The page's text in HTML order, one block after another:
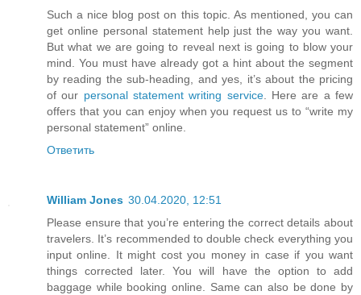
Such a nice blog post on this topic. As mentioned, you can
get online personal statement help just the way you want.
But what we are going to reveal next is going to blow your
mind. You must have already got a hint about the segment
by reading the sub-heading, and yes, it’s about the pricing
of our personal statement writing service. Here are a few
offers that you can enjoy when you request us to “write my
personal statement” online.
Ответить
William Jones 30.04.2020, 12:51
Please ensure that you’re entering the correct details about
travelers. It’s recommended to double check everything you
input online. It might cost you money in case if you want
things corrected later. You will have the option to add
baggage while booking online. Same can also be done by